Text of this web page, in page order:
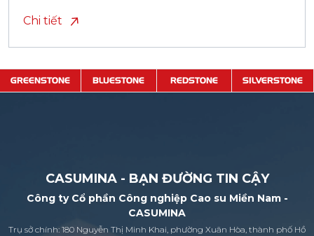
Chi tiết
GREENSTONE BLUESTONE REDSTONE SILVERSTONE
CASUMINA - BẠN ĐƯỜNG TIN CẬY
Công ty Cổ phần Công nghiệp Cao su Miền Nam -
CASUMINA
Trụ sở chính: 180 Nguyễn Thị Minh Khai, phường Xuân Hòa, thành phố Hồ